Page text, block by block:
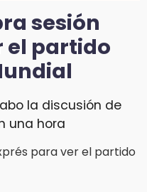
sesión
el partido
la discusión de
una hora